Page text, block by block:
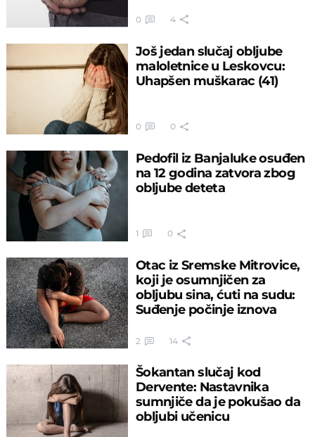
0 4
Još jedan slučaj obljube
maloletnice u Leskovcu:
Uhapšen muškarac (41)
0 0
Pedofil iz Banjaluke osuđen
na 12 godina zatvora zbog
obljube deteta
1 0
Otac iz Sremske Mitrovice,
koji je osumnjičen za
obljubu sina, ćuti na sudu:
Suđenje počinje iznova
2 14
Šokantan slučaj kod
Dervente: Nastavnika
sumnjiče da je pokušao da
obljubi učenicu